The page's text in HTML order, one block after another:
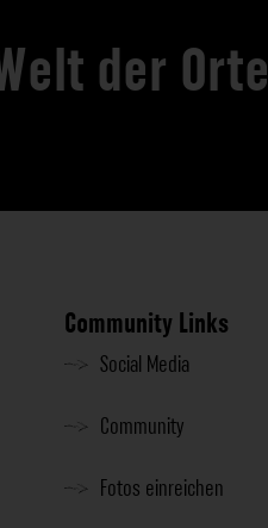
der
Community Links
Social Media
Community
Fotos einreichen